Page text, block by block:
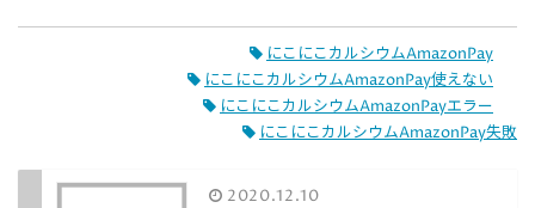
にこにこカルシウムAmazonPay
にこにこカルシウムAmazonPay使えない
にこにこカルシウムAmazonPayエラー
にこにこカルシウムAmazonPay失敗
2020.12.10